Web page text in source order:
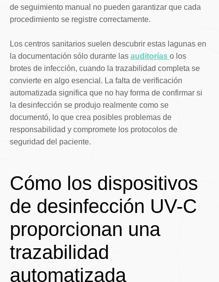
de seguimiento manual no pueden garantizar que cada
procedimiento se registre correctamente.
Los centros sanitarios suelen descubrir estas lagunas en
la documentación sólo durante las auditorías o los
brotes de infección, cuando la trazabilidad completa se
convierte en algo esencial. La falta de verificación
automatizada significa que no hay forma de confirmar si
la desinfección se produjo realmente como se
documentó, lo que crea posibles problemas de
responsabilidad y compromete los protocolos de
seguridad del paciente.
Cómo los dispositivos
de desinfección UV-C
proporcionan una
trazabilidad
automatizada